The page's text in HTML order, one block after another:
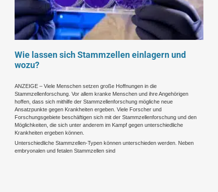
Wie lassen sich Stammzellen einlagern und
wozu?
ANZEIGE – Viele Menschen setzen große Hoffnungen in die
Stammzellenforschung. Vor allem kranke Menschen und ihre Angehörigen
hoffen, dass sich mithilfe der Stammzellenforschung mögliche neue
Ansatzpunkte gegen Krankheiten ergeben. Viele Forscher und
Forschungsgebiete beschäftigen sich mit der Stammzellenforschung und den
Möglichkeiten, die sich unter anderem im Kampf gegen unterschiedliche
Krankheiten ergeben können.
Unterschiedliche Stammzellen-Typen können unterschieden werden. Neben
embryonalen und fetalen Stammzellen sind